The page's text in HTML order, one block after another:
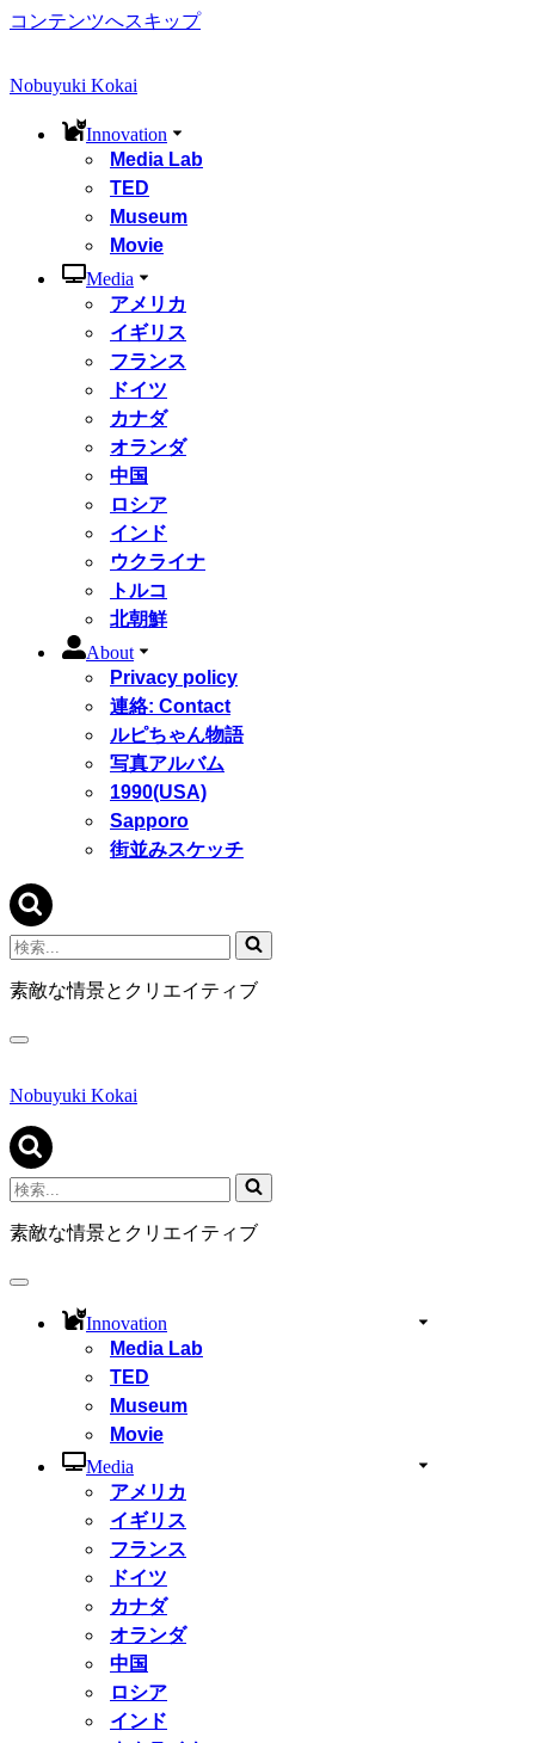
コンテンツへスキップ
Nobuyuki Kokai
Innovation
Media Lab
TED
Museum
Movie
Media
アメリカ
イギリス
フランス
ドイツ
カナダ
オランダ
中国
ロシア
インド
ウクライナ
トルコ
北朝鮮
About
Privacy policy
連絡: Contact
ルピちゃん物語
写真アルバム
1990(USA)
Sapporo
街並みスケッチ
検
索...
素敵な情景とクリエイティブ
ナ
ゲ
シ
ョ
ン
メ
ニ
ュ
Nobuyuki Kokai
検
索...
素敵な情景とクリエイティブ
ナ
Innovation
Media Lab
TED
Museum
Movie
Media
アメリカ
イギリス
フランス
ドイツ
カナダ
オランダ
中国
ロシア
インド